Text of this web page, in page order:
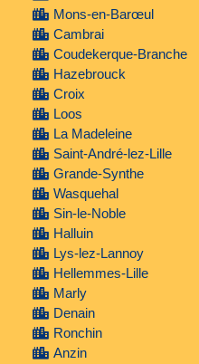
Mons-en-Barœul
Cambrai
Coudekerque-Branche
Hazebrouck
Croix
Loos
La Madeleine
Saint-André-lez-Lille
Grande-Synthe
Wasquehal
Sin-le-Noble
Halluin
Lys-lez-Lannoy
Hellemmes-Lille
Marly
Denain
Ronchin
Anzin